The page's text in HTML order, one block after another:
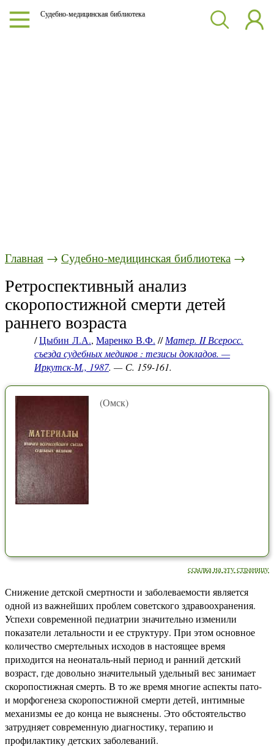
Судебно-медицинская библиотека
Главная → Судебно-медицинская библиотека →
Ретроспективный анализ
скоропостижной смерти детей
раннего возраста
/Цыбин Л.А., Маренко В.Ф. //Матер. II Всеросс.
съезда судебных медиков : тезисы докладов. —
Иркутск-М., 1987. — С. 159-161.
(Омск)
ссылка на эту страницу
Снижение детской смертности и заболеваемости является
одной из важнейших проблем советского здравоохранения.
Успехи современной педиатрии значительно изменили
показатели летальности и ее структуру. При этом основное
количество смертельных исходов в настоящее время
приходится на неонаталь-ный период и ранний детский
возраст, где довольно значительный удельный вес занимает
скоропостижная смерть. В то же время многие аспекты пато-
и морфогенеза скоропостижной смерти детей, интимные
механизмы ее до конца не выяснены. Это обстоятельство
затрудняет современную диагностику, терапию и
профилактику детских заболеваний.